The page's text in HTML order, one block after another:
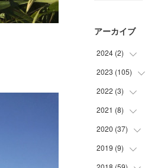
アーカイブ
2024 (2)
(1)
(
)
2023 (105)
(
15)
(
29 )
(32
)
(
29
2022 (3)
(
)
(1
(
)
2021 (8)
(5
(
)
(2
2020 (37)
(
)
(8
2019 (9)